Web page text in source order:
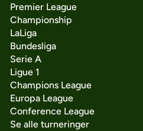
Premier League
Championship
LaLiga
Bundesliga
Serie A
Ligue 1
Champions League
Europa League
Conference League
Se alle turneringer